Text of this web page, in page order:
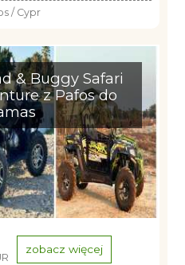
/ Cypr
& Buggy Safari
z Pafos do
zobacz więcej